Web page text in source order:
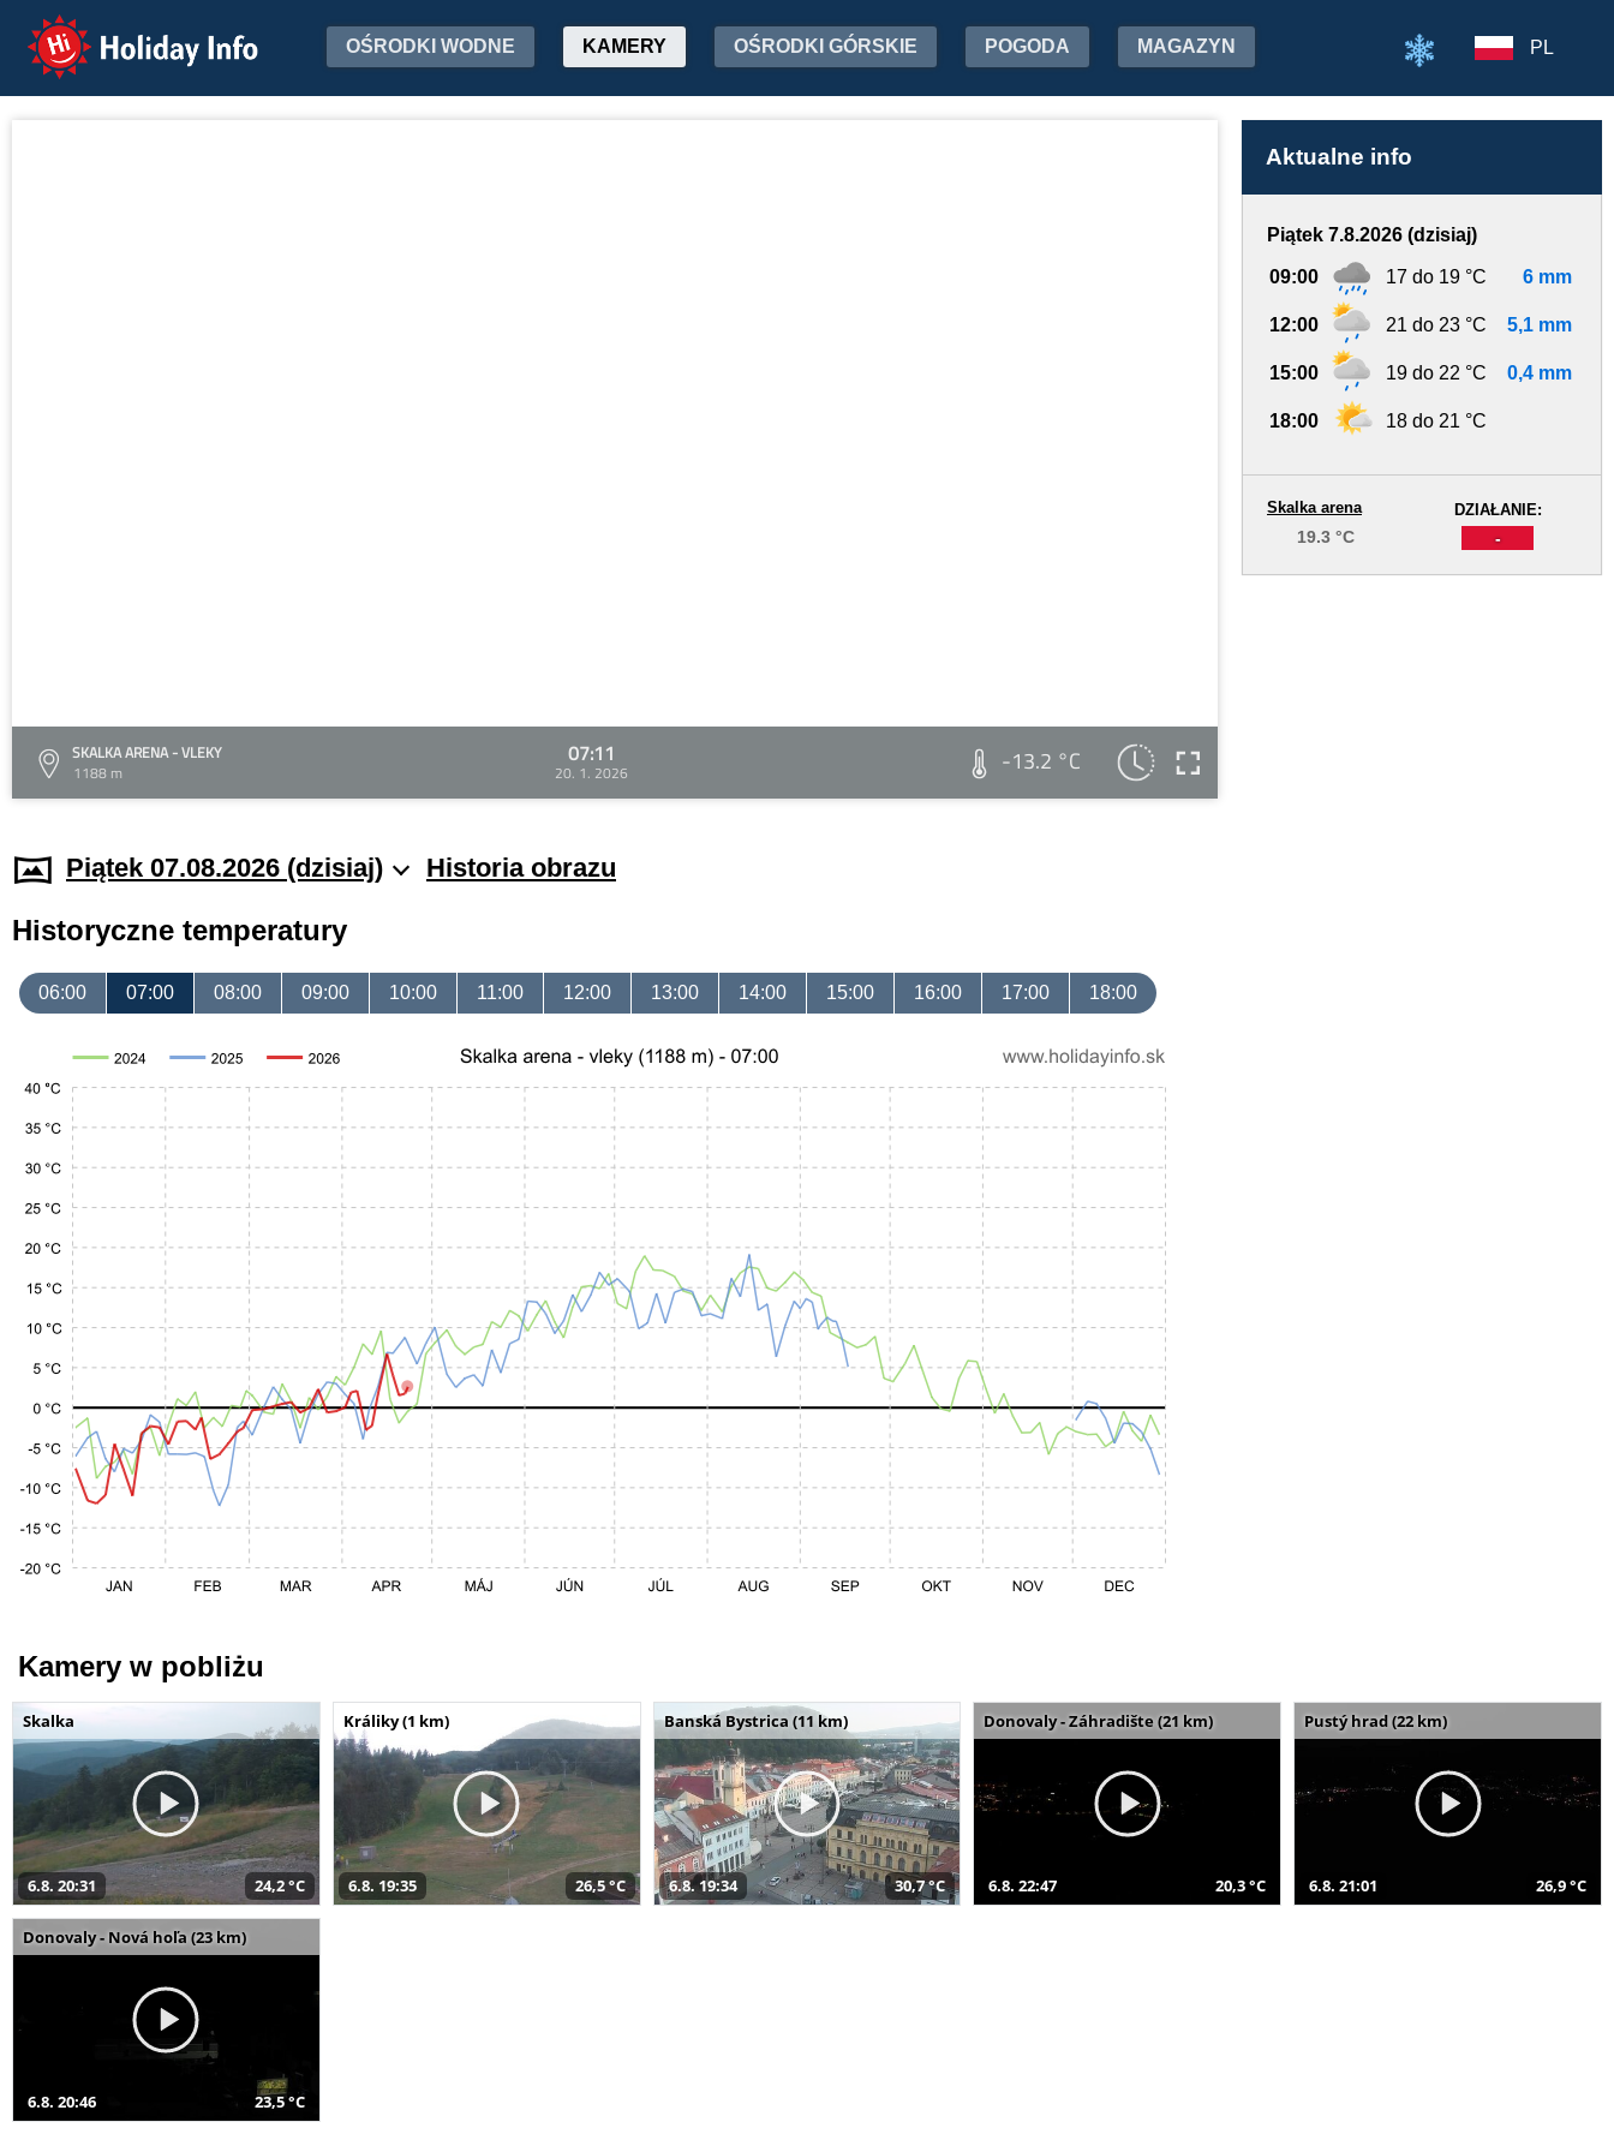
Holiday Info OŚRODKI WODNE KAMERY OŚRODKI GÓRSKIE POGODA MAGAZYN PL
SKALKA ARENA - VLEKY
1188 m
07:11
20. 1. 2026 -13.2 °C
Aktualne info
Piątek 7.8.2026 (dzisiaj)
09:00 17 do 19 °C 6 mm
12:00 21 do 23 °C 5,1 mm
15:00 19 do 22 °C 0,4 mm
18:00 18 do 21 °C
DZIAŁANIE:
-
Skalka arena
19.3 °C
Piątek 07.08.2026 (dzisiaj) Historia obrazu
Historyczne temperatury
06:00 07:00 08:00 09:00 10:00 11:00 12:00 13:00 14:00 15:00 16:00 17:00 18:00
Kamery w pobliżu
Skalka
6.8. 20:31 24,2 °C
Králiky (1 km)
6.8. 19:35 26,5 °C
Banská Bystrica (11 km)
6.8. 19:34 30,7 °C
Donovaly - Záhradište (21 km)
6.8. 22:47 20,3 °C
Pustý hrad (22 km)
6.8. 21:01 26,9 °C
Donovaly - Nová hoľa (23 km)
6.8. 20:46 23,5 °C